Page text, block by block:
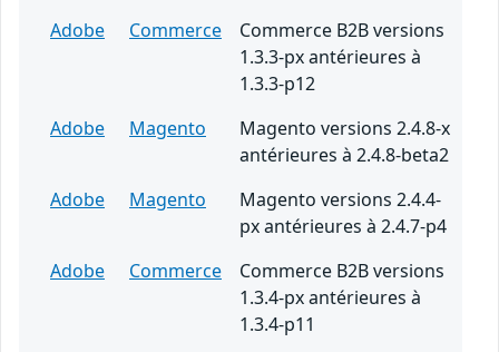
Adobe
Commerce
Commerce B2B versions
1.3.3-px antérieures à
1.3.3-p12
Adobe
Magento
Magento versions 2.4.8-x
antérieures à 2.4.8-beta2
Adobe
Magento
Magento versions 2.4.4-
px antérieures à 2.4.7-p4
Adobe
Commerce
Commerce B2B versions
1.3.4-px antérieures à
1.3.4-p11